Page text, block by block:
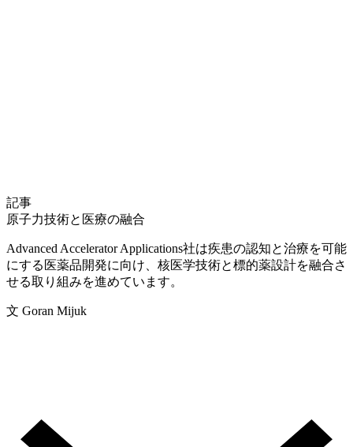
記事
原子力技術と医療の融合
Advanced Accelerator Applications社は疾患の認知と治療を可能
にする医薬品開発に向け、核医学技術と標的薬設計を融合さ
せる取り組みを進めています。
文 Goran Mijuk